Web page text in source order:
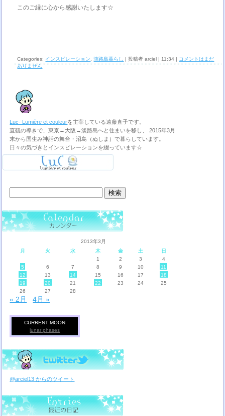
このご縁に心から感謝いたします☆
Categories: インスピレーション ,淡路島暮らし | 投稿者 arciel | 11:34 | コメントはまだ
ありません
Luc- Lumière et couleurを主宰している遠藤直子です。
直観の導きで、東京→大阪→淡路島へと住まいを移し、 2015年3月
末から国生み神話の舞台・沼島（ぬしま）で暮らしています。
日々の気づきとインスピレーションを綴っています☆
索:
2013年3月
月
火 水 木 金 土
日
1
2 3
4
5
6 7 8 9 10
11
12
13 14 15 16 17
18
19
20 21 22 23 24
25
26
27 28
« 2月 4月 »
CURRENT MOON
lunar phases
@arciel13 からのツイート